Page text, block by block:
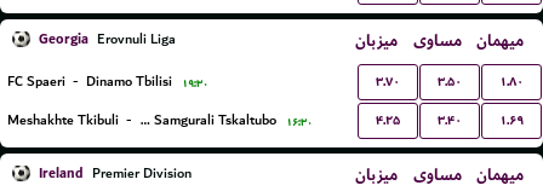
Georgia Erovnuli Liga میزبان مساوی میهمان
FC Spaeri - Dinamo Tbilisi ۱۹:۳۰ ۳.۷۰ ۳.۵۰ ۱.۸۰
Meshakhte Tkibuli - FC Samgurali Tskaltubo ۱۶:۳۰ ۴.۲۵ ۳.۴۰ ۱.۶۹
Ireland Premier Division میزبان مساوی میهمان